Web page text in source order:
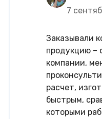
7
Заказывали
продукцию –
компании,
расчет,
быстрым,
которыми